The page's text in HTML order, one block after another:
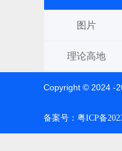
图片
理论高地
Copyright © 2024 -
备案号： 粤ICP备